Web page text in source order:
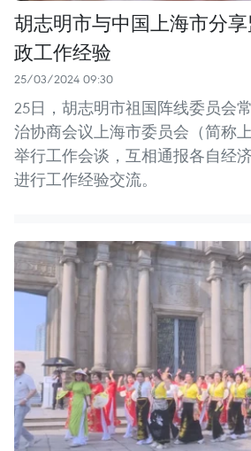
胡志明市与中国上海市分
政工作经验
25/03/2024 09:30
25日，胡志明市祖国阵线委员会
治协商会议上海市委员会（简称
举行工作会谈，互相通报各自经
进行工作经验交流。